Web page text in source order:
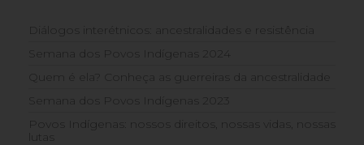
Diálogos interétnicos: ancestralidades e resistência
Semana dos Povos Indígenas 2024
Quem é ela? Conheça as guerreiras da ancestralidade
Semana dos Povos Indígenas 2023
Povos Indígenas: nossos direitos, nossas vidas, nossas
lutas